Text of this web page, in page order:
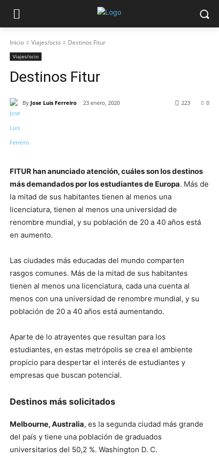
Inicio Viajes/ocio Destinos Fitur
Viajes/ocio
Destinos Fitur
By Jose Luis Ferreiro 23 enero, 2020 0
223
FITUR han anunciado atención, cuáles son los destinos
más demandados por los estudiantes de Europa. Más de
la mitad de sus habitantes tienen al menos una
licenciatura, tienen al menos una universidad de
renombre mundial, y su población de 20 a 40 años está
en aumento.
Las ciudades más educadas del mundo comparten
rasgos comunes. Más de la mitad de sus habitantes
tienen al menos una licenciatura, cada una cuenta al
menos con una universidad de renombre mundial, y su
población de 20 a 40 años está aumentando.
Aparte de lo atrayentes que resultan para los
estudiantes, en estas metrópolis se crea el ambiente
propicio para despertar el interés de estudiantes y
empresas que buscan potencial.
Destinos más solicitados
Melbourne, Australia, es la segunda ciudad más grande
del país y tiene una población de graduados
universitarios del 50,2 %. Washington D. C.